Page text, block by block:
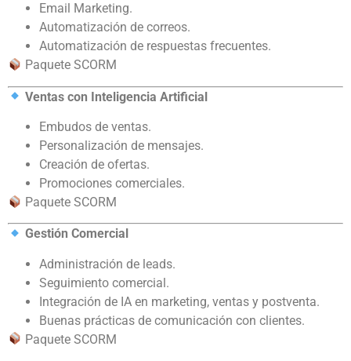
Email Marketing.
Automatización de correos.
Automatización de respuestas frecuentes.
Paquete SCORM
Ventas con Inteligencia Artificial
Embudos de ventas.
Personalización de mensajes.
Creación de ofertas.
Promociones comerciales.
Paquete SCORM
Gestión Comercial
Administración de leads.
Seguimiento comercial.
Integración de IA en marketing, ventas y postventa.
Buenas prácticas de comunicación con clientes.
Paquete SCORM